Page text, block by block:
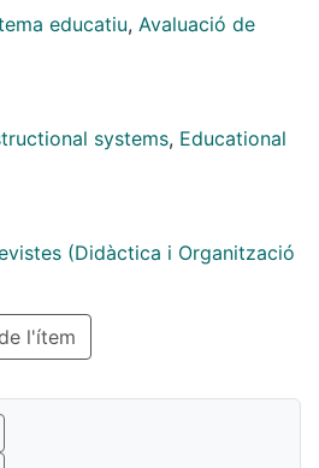
enacted in countries with
traditions and levels of
that governance
institutional and socio-
scarce. On the basis of a
and modalities of educational
national large-scale
accountability
in a broad range of
paper shows that,
governance reforms
dependent and contingent
that are markedly
politico-administrative
educatiu, Avaluació de
systems, Educational
(Didàctica i Organització
l'ítem